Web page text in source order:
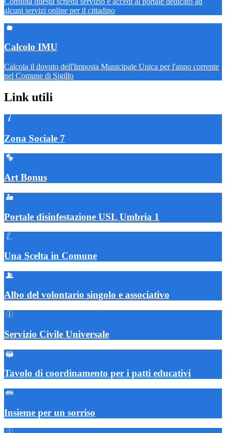
alcuni servizi online per il cittadino
Calcolo IMU
Calcola il dovuto dell'Imposta Municipale Unica per l'anno corrente
nel Comune di Sigillo
Link utili
Zona Sociale 7
Art Bonus
Portale disinfestazione USL Umbria 1
Una Scelta in Comune
Albo del volontario singolo e associativo
Servizio Civile Universale
Tavolo di coordinamento per i patti educativi
Insieme per un sorriso